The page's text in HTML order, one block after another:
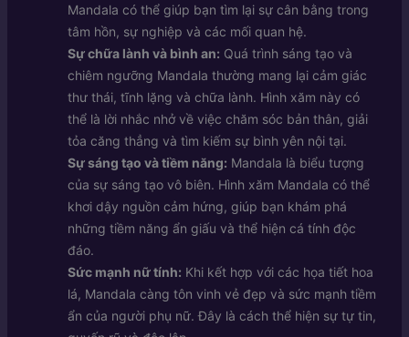
Mandala có thể giúp bạn tìm lại sự cân bằng trong
tâm hồn, sự nghiệp và các mối quan hệ.
Sự chữa lành và bình an: Quá trình sáng tạo và
chiêm ngưỡng Mandala thường mang lại cảm giác
thư thái, tĩnh lặng và chữa lành. Hình xăm này có
thể là lời nhắc nhở về việc chăm sóc bản thân, giải
tỏa căng thẳng và tìm kiếm sự bình yên nội tại.
Sự sáng tạo và tiềm năng: Mandala là biểu tượng
của sự sáng tạo vô biên. Hình xăm Mandala có thể
khơi dậy nguồn cảm hứng, giúp bạn khám phá
những tiềm năng ẩn giấu và thể hiện cá tính độc
đáo.
Sức mạnh nữ tính: Khi kết hợp với các họa tiết hoa
lá, Mandala càng tôn vinh vẻ đẹp và sức mạnh tiềm
ẩn của người phụ nữ. Đây là cách thể hiện sự tự tin,